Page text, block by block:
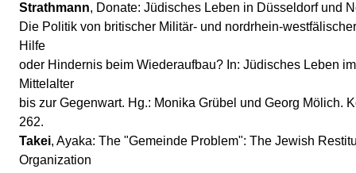
Strathmann, Donate: Jüdisches Leben in Düsseldorf und
Die Politik von britischer Militär- und nordrhein-
Hilfe
oder Hindernis beim Wiederaufbau? In: Jüdisches Leben
Mittelalter
bis zur Gegenwart. Hg.: Monika Grübel und Georg Mölich.
262.
Takei, Ayaka: The "Gemeinde Problem": The Jewish
Organization